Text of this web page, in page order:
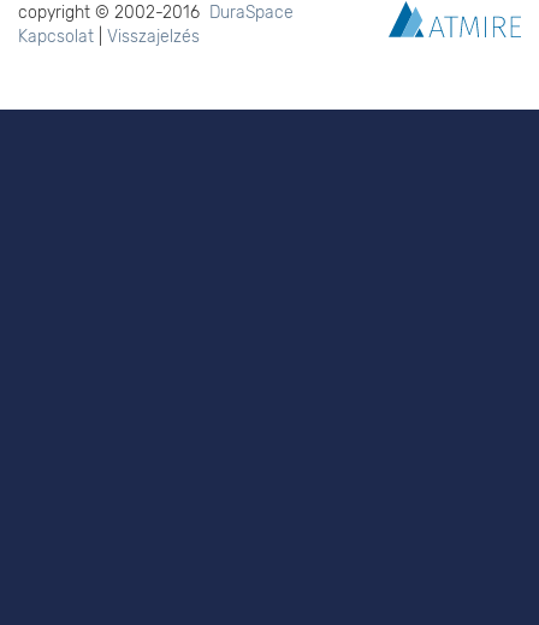
copyright © 2002-2016 DuraSpace
Kapcsolat
Visszajelzés